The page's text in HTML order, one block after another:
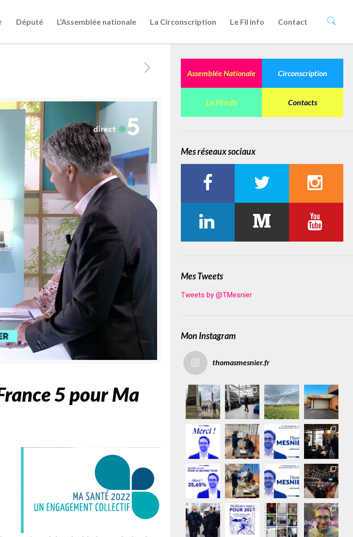
Député L’Assemblée nationale La Circonscription Le Fil info Contact
5 pour Ma
Assemblée Nationale Circonscription
Le Fil info Contacts
Mes réseaux sociaux
Mes Tweets
Tweets by @TMesnier
Mon Instagram
thomasmesnier.fr